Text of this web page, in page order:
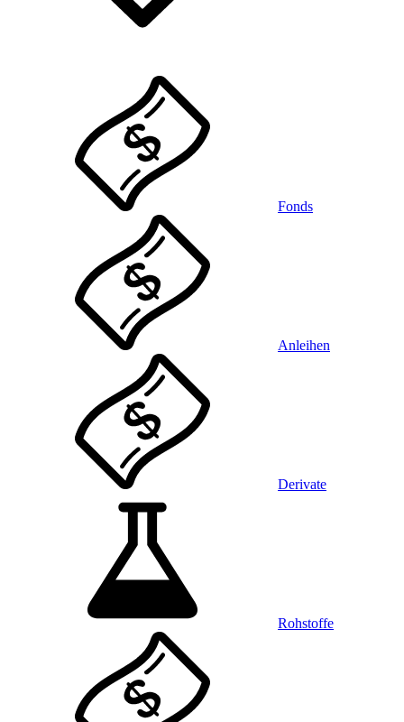
Fonds
Anleihen
Derivate
Rohstoffe